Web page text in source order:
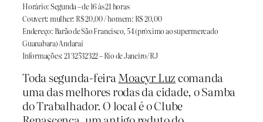
Horário: Segunda – de 16 às 21 horas
Couvert: mulher: R$ 20,00 / homem: R$ 20,00
Endereço: Barão de São Francisco, 54 (próximo ao supermercado
Guanabara) Andaraí
Informações: 21 32532322 – Rio de Janeiro/RJ
Toda segunda-feiraMoacyr Luzcomanda
uma das melhores rodas da cidade, o Samba
do Trabalhador. O local é o Clube